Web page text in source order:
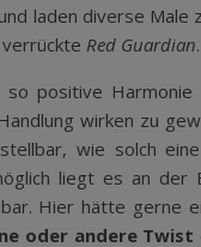
laden diverse
Red Guardian
so positive
wirken zu
wie solch
liegt es an der
Hier hätte gerne
oder andere Twist